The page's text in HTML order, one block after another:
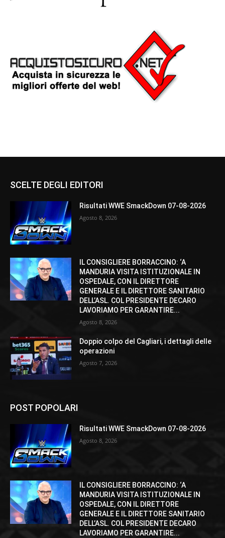
SCELTE DEGLI EDITORI
Risultati WWE SmackDown 07-08-2026
Agosto 8, 2026
IL CONSIGLIERE BORRACCINO: ‘A
MANDURIA VISITA ISTITUZIONALE IN
OSPEDALE, CON IL DIRETTORE
GENERALE E IL DIRETTORE SANITARIO
DELL’ASL. COL PRESIDENTE DECARO
LAVORIAMO PER GARANTIRE...
Agosto 8, 2026
Doppio colpo del Cagliari, i dettagli delle
operazioni
Agosto 7, 2026
POST POPOLARI
Risultati WWE SmackDown 07-08-2026
Agosto 8, 2026
IL CONSIGLIERE BORRACCINO: ‘A
MANDURIA VISITA ISTITUZIONALE IN
OSPEDALE, CON IL DIRETTORE
GENERALE E IL DIRETTORE SANITARIO
DELL’ASL. COL PRESIDENTE DECARO
LAVORIAMO PER GARANTIRE...